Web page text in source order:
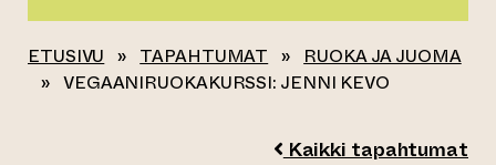
ETUSIVU » TAPAHTUMAT »
RUOKA JA JUOMA
» VEGAANIRUOKAKURSSI: JENNI KEVO
Kaikki tapahtumat